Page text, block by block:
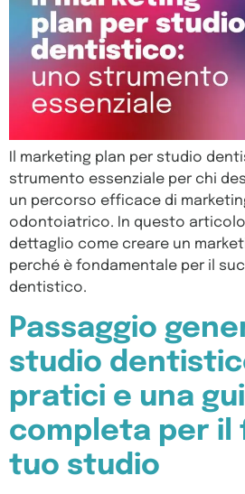
Il marketing plan per studio
strumento essenziale per chi
un percorso efficace di
odontoiatrico. In questo
dettaglio come creare un
perché è fondamentale per il
dentistico.
Passaggio
studio
pratici e una
completa per il
tuo studio